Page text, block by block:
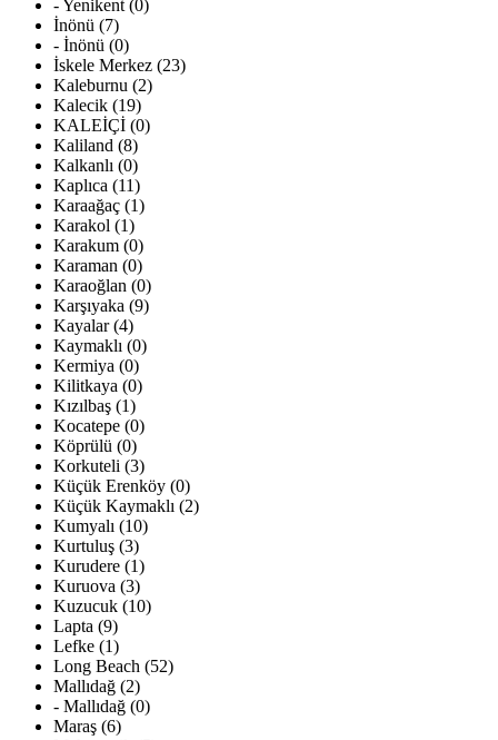
- Yenikent (0)
İnönü (7)
- İnönü (0)
İskele Merkez (23)
Kaleburnu (2)
Kalecik (19)
KALEİÇİ (0)
Kaliland (8)
Kalkanlı (0)
Kaplıca (11)
Karaağaç (1)
Karakol (1)
Karakum (0)
Karaman (0)
Karaoğlan (0)
Karşıyaka (9)
Kayalar (4)
Kaymaklı (0)
Kermiya (0)
Kilitkaya (0)
Kızılbaş (1)
Kocatepe (0)
Köprülü (0)
Korkuteli (3)
Küçük Erenköy (0)
Küçük Kaymaklı (2)
Kumyalı (10)
Kurtuluş (3)
Kurudere (1)
Kuruova (3)
Kuzucuk (10)
Lapta (9)
Lefke (1)
Long Beach (52)
Mallıdağ (2)
- Mallıdağ (0)
Maraş (6)